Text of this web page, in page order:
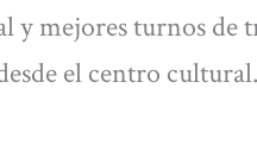
y mejores turnos de
el centro cultural.